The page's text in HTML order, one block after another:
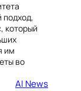
который
им
во
AI News